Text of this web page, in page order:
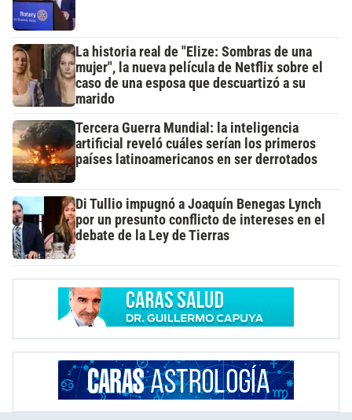
La historia real de "Elize: Sombras de una
mujer", la nueva película de Netflix sobre el
caso de una esposa que descuartizó a su
marido
Tercera Guerra Mundial: la inteligencia
artificial reveló cuáles serían los primeros
países latinoamericanos en ser derrotados
Di Tullio impugnó a Joaquín Benegas Lynch
por un presunto conflicto de intereses en el
debate de la Ley de Tierras